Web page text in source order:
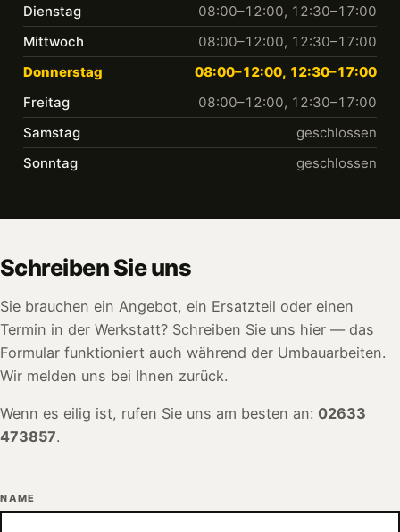
Dienstag
08:00–12:00, 12:30–17:00
Mittwoch
08:00–12:00, 12:30–17:00
Donnerstag
08:00–12:00, 12:30–17:00
Freitag
08:00–12:00, 12:30–17:00
Samstag
geschlossen
Sonntag
geschlossen
Schreiben Sie uns
Sie brauchen ein Angebot, ein Ersatzteil oder einen
Termin in der Werkstatt? Schreiben Sie uns hier — das
Formular funktioniert auch während der Umbauarbeiten.
Wir melden uns bei Ihnen zurück.
Wenn es eilig ist, rufen Sie uns am besten an: 02633
473857.
NAME